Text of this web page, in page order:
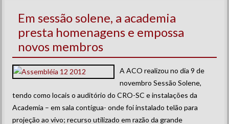
Em sessão solene, a academia
presta homenagens e empossa
novos membros
A ACO realizou no dia 9 de
novembro Sessão Solene,
tendo como locais o auditório do CRO-SC e instalações da
Academia – em sala contígua- onde foi instalado telão para
projeção ao vivo; recurso utilizado em razão da grande